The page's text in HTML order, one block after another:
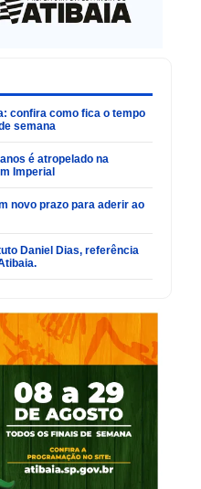
confira como fica o tempo
semana
é atropelado na
Imperial
novo prazo para aderir ao
Daniel Dias, referência